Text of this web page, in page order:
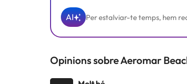
AI Per estalviar-te temps, hem
Opinions sobre Aeromar